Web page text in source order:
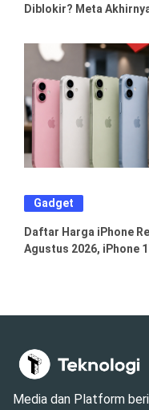
Diblokir? Meta
Gadget
Daftar Harga iPhone
Agustus 2026, iPhone
Media dan Platform